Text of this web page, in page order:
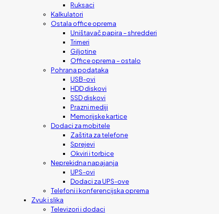
Ruksaci
Kalkulatori
Ostala office oprema
Uništavač papira – shredderi
Trimeri
Giljotine
Office oprema – ostalo
Pohrana podataka
USB-ovi
HDD diskovi
SSD diskovi
Prazni mediji
Memorijske kartice
Dodaci za mobitele
Zaštita za telefone
Sprejevi
Okviri i torbice
Neprekidna napajanja
UPS-ovi
Dodaci za UPS-ove
Telefoni i konferencijska oprema
Zvuk i slika
Televizori i dodaci